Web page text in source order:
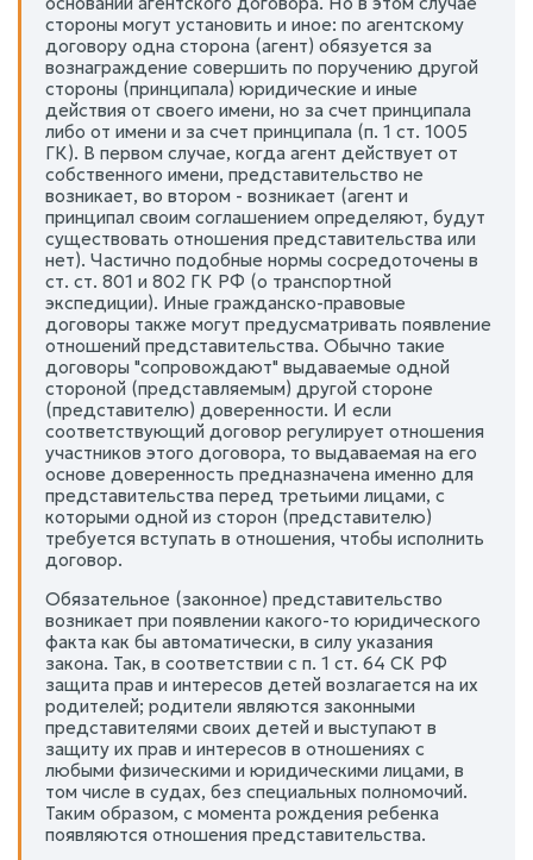
стороны могут установить и иное: по агентскому
договору одна сторона (агент) обязуется за
вознаграждение совершить по поручению другой
стороны (принципала) юридические и иные
действия от своего имени, но за счет принципала
либо от имени и за счет принципала (п. 1 ст. 1005
ГК). В первом случае, когда агент действует от
собственного имени, представительство не
возникает, во втором - возникает (агент и
принципал своим соглашением определяют, будут
существовать отношения представительства или
нет). Частично подобные нормы сосредоточены в
ст. ст. 801 и 802 ГК РФ (о транспортной
экспедиции). Иные гражданско-правовые
договоры также могут предусматривать появление
отношений представительства. Обычно такие
договоры "сопровождают" выдаваемые одной
стороной (представляемым) другой стороне
(представителю) доверенности. И если
соответствующий договор регулирует отношения
участников этого договора, то выдаваемая на его
основе доверенность предназначена именно для
представительства перед третьими лицами, с
которыми одной из сторон (представителю)
требуется вступать в отношения, чтобы исполнить
договор.
Обязательное (законное) представительство
возникает при появлении какого-то юридического
факта как бы автоматически, в силу указания
закона. Так, в соответствии с п. 1 ст. 64 СК РФ
защита прав и интересов детей возлагается на их
родителей; родители являются законными
представителями своих детей и выступают в
защиту их прав и интересов в отношениях с
любыми физическими и юридическими лицами, в
том числе в судах, без специальных полномочий.
Таким образом, с момента рождения ребенка
появляются отношения представительства.